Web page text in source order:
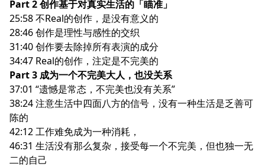
Part 2 创作基于对真实生活的「瞄准」
25:58 不Real的创作，是没有意义的
28:46 创作是理性与感性的交织
31:40 创作要去除掉所有表演的成分
34:47 Real的创作，注定是不完美的
Part 3 成为一个不完美大人，也没关系
37:01 “遗憾是常态，不完美也没有关系”
38:24 注意生活中四面八方的信号，没有一种生活是乏善可
陈的
42:12 工作难免成为一种消耗，
46:31 生活没有那么复杂，接受每一个不完美，但也独一无
二的自己